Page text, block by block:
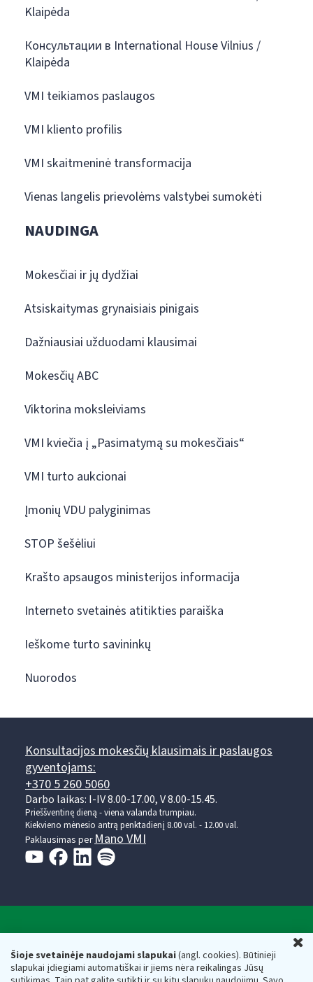
Šioje svetainėje naudojami slapukai(angl. cookies). Būtinieji
slapukai įdiegiami automatiškai ir jiems nėra reikalingas Jūsų
Klaipėda
Консультации в International House Vilnius /
Klaipėda
VMI teikiamos paslaugos
VMI kliento profilis
VMI skaitmeninė transformacija
Vienas langelis prievolėms valstybei sumokėti
NAUDINGA
Mokesčiai ir jų dydžiai
Atsiskaitymas grynaisiais pinigais
Dažniausiai užduodami klausimai
Mokesčių ABC
Viktorina moksleiviams
VMI kviečia į „Pasimatymą su mokesčiais“
VMI turto aukcionai
Įmonių VDU palyginimas
STOP šešėliui
Krašto apsaugos ministerijos informacija
Interneto svetainės atitikties paraiška
Ieškome turto savininkų
Nuorodos
Konsultacijos mokesčių klausimais ir paslaugos
gyventojams:
+370 5 260 5060
Darbo laikas: I-IV 8.00-17.00, V 8.00-15.45.
Prieššventinę dieną - viena valanda trumpiau.
Kiekvieno mėnesio antrą penktadienį 8.00 val. - 12.00 val.
Paklausimas per Mano VMI
Respublikos finansų ministerijos
Biudžetinė įstaiga. Juridinio asmens kodas — 188659752,